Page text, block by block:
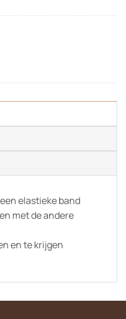
elastieke band
met de andere
en te krijgen